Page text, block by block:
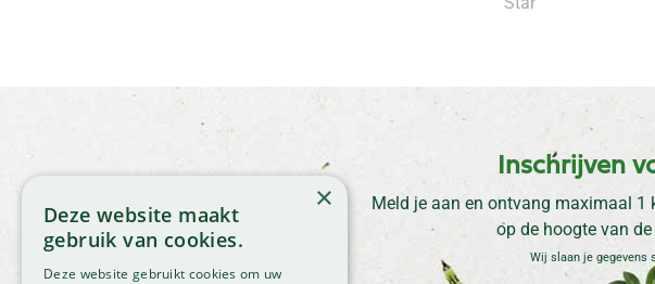
Inschrijven
Meld je aan en ontvang maximaal 1
op de hoogte van
Wij slaan je gegevens
×
Deze website maakt
gebruik van cookies.
Deze website gebruikt cookies om uw